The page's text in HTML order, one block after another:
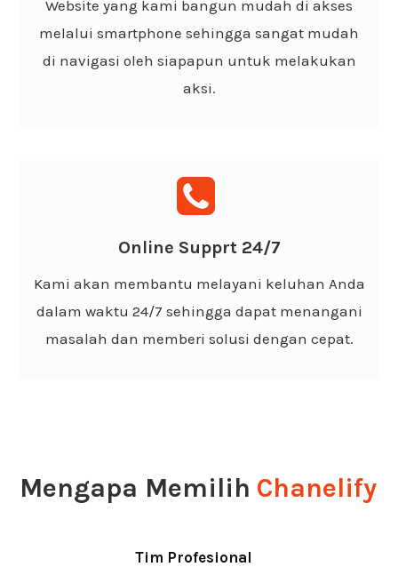
Website yang kami bangun mudah di akses
melalui smartphone sehingga sangat mudah
di navigasi oleh siapapun untuk melakukan
aksi.
tentunya sangat cepat diakses.
Online Supprt 24/7
Kami akan membantu melayani keluhan Anda
dalam waktu 24/7 sehingga dapat menangani
masalah dan memberi solusi dengan cepat.
Support Team 24/7
perbaikan website apabila dibutuhkan dengan
cepat dan cepat tanggap.
Mengapa Memilih Chanelify
Tim Profesional